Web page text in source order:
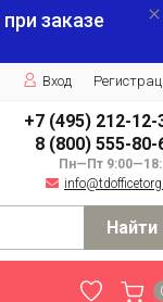
при заказе
Вход
+7 (495) 212-12-
8 (800) 555-80-
Пн—Пт
Найти